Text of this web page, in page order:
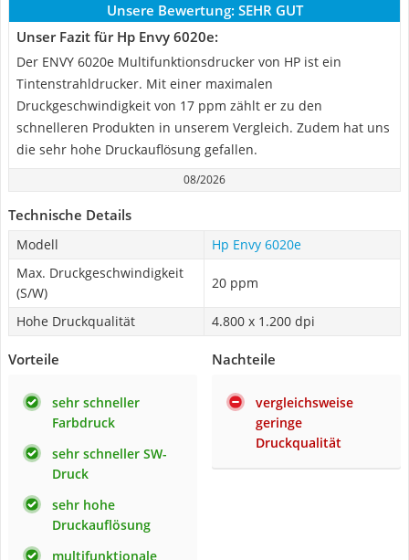
Unsere Bewertung: SEHR GUT
Unser Fazit für Hp Envy 6020e:
Der ENVY 6020e Multifunktionsdrucker von HP ist ein
Tintenstrahldrucker. Mit einer maximalen
Druckgeschwindigkeit von 17 ppm zählt er zu den
schnelleren Produkten in unserem Vergleich. Zudem hat uns
die sehr hohe Druckauflösung gefallen.
08/2026
Technische Details
Modell
Hp Envy 6020e
Max. Druckgeschwindigkeit
(S/W)
20 ppm
Hohe Druckqualität 4.800 x 1.200 dpi
Vorteile
sehr schneller
Farbdruck
sehr schneller SW-
Druck
sehr hohe
Druckauflösung
multifunktionale
Nachteile
vergleichsweise
geringe
Druckqualität